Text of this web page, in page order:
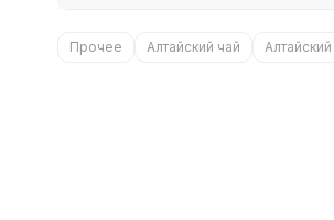
Прочее Алтайский чай